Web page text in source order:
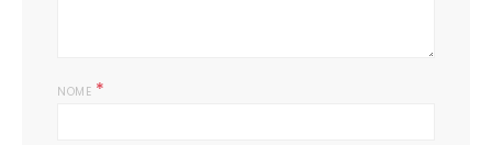
NOME *